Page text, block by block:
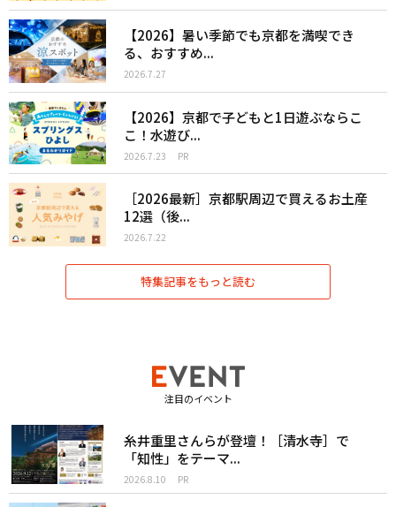
【2026】暑い季節でも京都を満喫でき
る、おすすめ...
2026.7.27
【2026】京都で子どもと1日遊ぶならこ
こ！水遊び...
2026.7.23 PR
［2026最新］京都駅周辺で買えるお土産
12選（後...
2026.7.22
特集記事をもっと読む
注目のイベント
糸井重里さんらが登壇！［清水寺］で
「知性」をテーマ...
2026.8.10 PR